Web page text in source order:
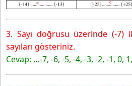
3. Sayı doğrusu üzerinde (-7)
sayıları gösteriniz.
Cevap: …-7, -6, -5, -4, -3, -2, -1, 0,